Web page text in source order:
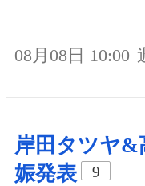
08月08日 10:00
岸田タツヤ&
娠発表
9